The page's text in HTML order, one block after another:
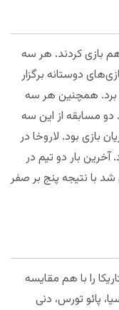
هم بازی کردند. هر سه
دوستانه برگزار
برد. همچنین هر سه
گل ثبت کردند. دو مسابقه از این سه
بازی بود. لاروخا در
زد. آخرین بار دو تیم در
شد با نتیجه پنج بر صفر
را با هم مقایسه
پائو تورس، دنی